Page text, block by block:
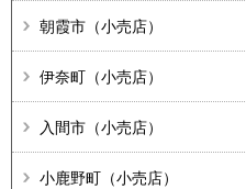
朝霞市（小売店）
伊奈町（小売店）
入間市（小売店）
小鹿野町（小売店）